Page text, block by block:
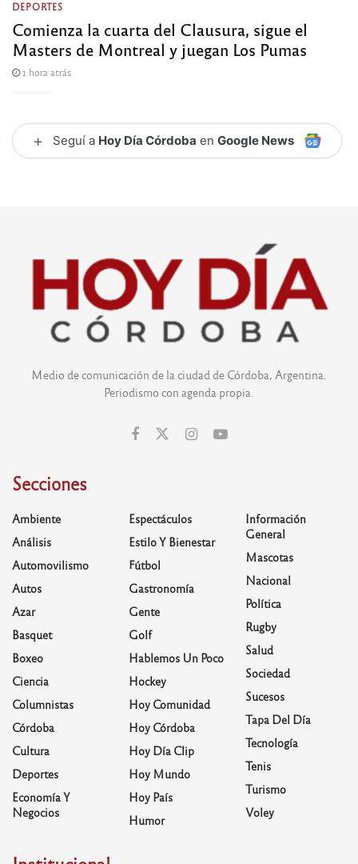
DEPORTES
Comienza la cuarta del Clausura, sigue el
Masters de Montreal y juegan Los Pumas
1 hora atrás
+ Seguí a Hoy Día Córdoba en Google News
Medio de comunicación de la ciudad de Córdoba, Argentina.
Periodismo con agenda propia.
Secciones
Ambiente
Análisis
Automovilismo
Autos
Azar
Basquet
Boxeo
Ciencia
Columnistas
Córdoba
Cultura
Deportes
Economía Y
Negocios
Espectáculos
Estilo Y Bienestar
Fútbol
Gastronomía
Gente
Golf
Hablemos Un Poco
Hockey
Hoy Comunidad
Hoy Córdoba
Hoy Día Clip
Hoy Mundo
Hoy País
Humor
Información
General
Mascotas
Nacional
Política
Rugby
Salud
Sociedad
Sucesos
Tapa Del Día
Tecnología
Tenis
Turismo
Voley